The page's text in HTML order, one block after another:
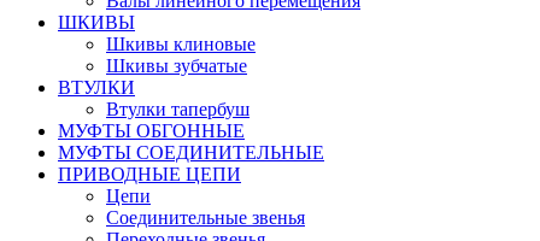
ШКИВЫ
Шкивы клиновые
Шкивы зубчатые
ВТУЛКИ
Втулки тапербуш
МУФТЫ ОБГОННЫЕ
МУФТЫ СОЕДИНИТЕЛЬНЫЕ
ПРИВОДНЫЕ ЦЕПИ
Цепи
Соединительные звенья